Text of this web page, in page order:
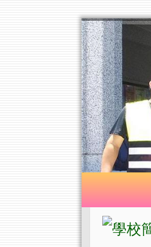
花蓮縣立國
導覽列
左邊
頁尾區